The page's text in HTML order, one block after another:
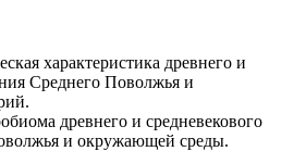
характеристика древнего и
Среднего Поволжья и
древнего и средневекового
и окружающей среды.